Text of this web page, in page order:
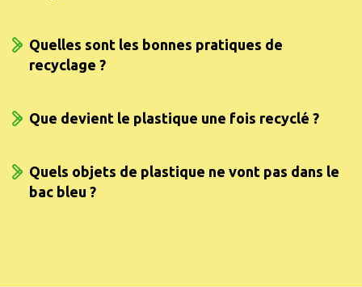
Quelles sont les bonnes pratiques de
recyclage ?
Que devient le plastique une fois recyclé ?
Quels objets de plastique ne vont pas dans le
bac bleu ?